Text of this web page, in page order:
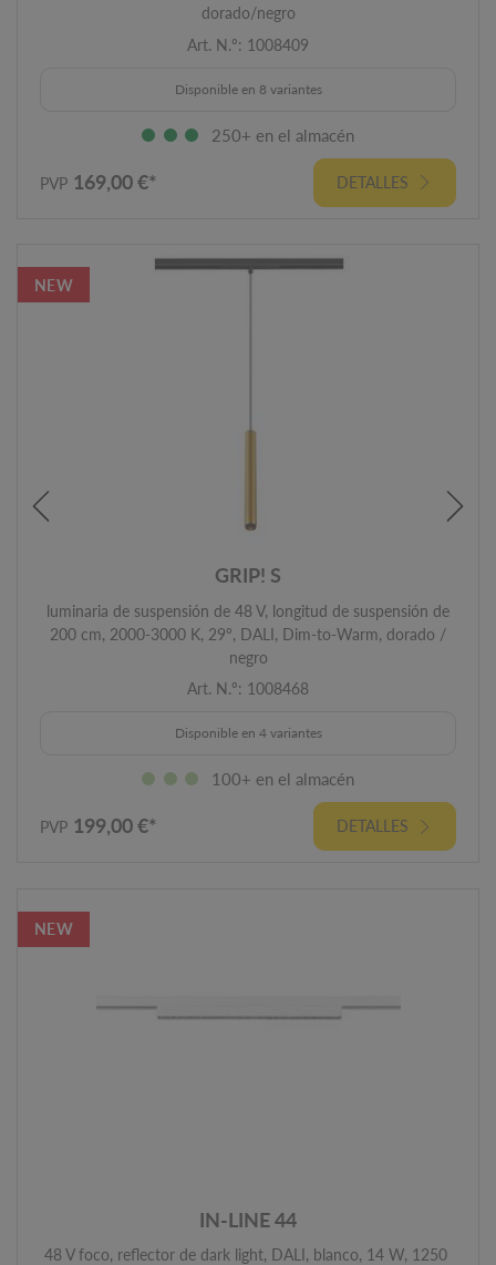
dorado/negro
Art. N.º: 1008409
Disponible en 8 variantes
250+ en el almacén
PVP 169,00 €* DETALLES
NEW
GRIP! S
luminaria de suspensión de 48 V, longitud de suspensión de
200 cm, 2000-3000 K, 29°, DALI, Dim-to-Warm, dorado /
negro
Art. N.º: 1008468
Disponible en 4 variantes
100+ en el almacén
PVP 199,00 €* DETALLES
NEW
IN-LINE 44
48 V foco, reflector de dark light, DALI, blanco, 14 W, 1250